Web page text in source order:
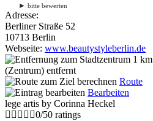
► bitte bewerten
Adresse:
Berliner Straße 52
10713 Berlin
Webseite: www.beautystyleberlin.de
1 km
(Zentrum) entfernt
Route
Bearbeiten
lege artis by Corinna Heckel
0/50 ratings